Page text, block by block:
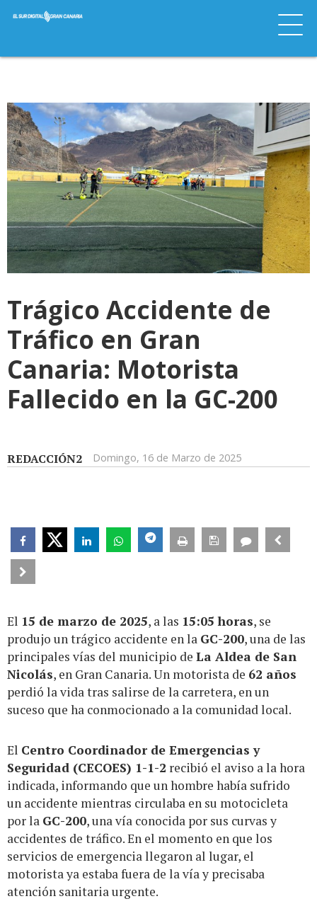
Trágico Accidente de
Tráfico en Gran
Canaria: Motorista
Fallecido en la GC-200
REDACCIÓN2 Domingo, 16 de Marzo de 2025
El 15 de marzo de 2025, a las 15:05 horas, se
produjo un trágico accidente en la GC-200, una de las
principales vías del municipio de La Aldea de San
Nicolás, en Gran Canaria. Un motorista de 62 años
perdió la vida tras salirse de la carretera, en un
suceso que ha conmocionado a la comunidad local.
El Centro Coordinador de Emergencias y
Seguridad (CECOES) 1-1-2 recibió el aviso a la hora
indicada, informando que un hombre había sufrido
un accidente mientras circulaba en su motocicleta
por la GC-200, una vía conocida por sus curvas y
accidentes de tráfico. En el momento en que los
servicios de emergencia llegaron al lugar, el
motorista ya estaba fuera de la vía y precisaba
atención sanitaria urgente.